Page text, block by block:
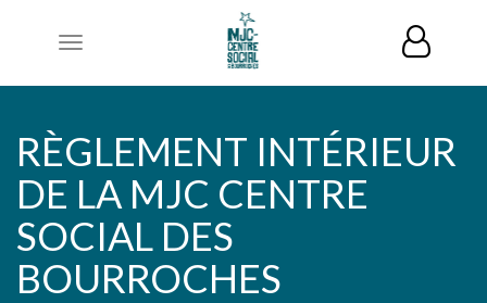
Toggle
RÈGLEMENT INTÉRIEUR
DE LA MJC CENTRE
SOCIAL DES
BOURROCHES